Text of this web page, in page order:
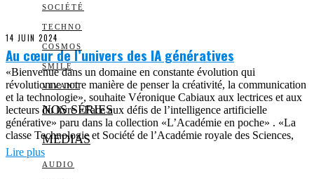
SOCIÉTÉ
TECHNO
COSMOS
SMILE
VIVANT
NOS SÉRIES
MEDIAS
AUDIO
14 JUIN 2024
Au cœur de l’univers des IA génératives
«Bienvenue dans un domaine en constante évolution qui
révolutionne notre manière de penser la créativité, la communication
et la technologie», souhaite Véronique Cabiaux aux lectrices et aux
lecteurs du livre «Face aux défis de l’intelligence artificielle
générative» paru dans la collection «L’Académie en poche» . «La
classe Technologie et Société de l’Académie royale des Sciences,
Lire plus